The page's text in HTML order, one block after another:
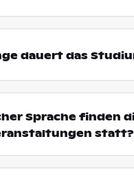
dauert das
Sprache finden
statt?